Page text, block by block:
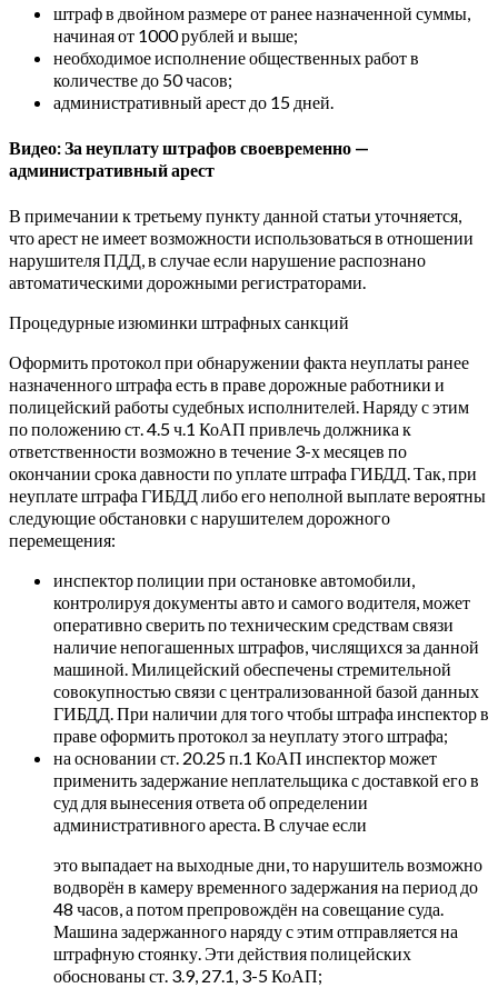
штраф в двойном размере от ранее назначенной суммы,
начиная от 1000 рублей и выше;
необходимое исполнение общественных работ в
количестве до 50 часов;
административный арест до 15 дней.
Видео: За неуплату штрафов своевременно —
административный арест
В примечании к третьему пункту данной статьи уточняется,
что арест не имеет возможности использоваться в отношении
нарушителя ПДД, в случае если нарушение распознано
автоматическими дорожными регистраторами.
Процедурные изюминки штрафных санкций
Оформить протокол при обнаружении факта неуплаты ранее
назначенного штрафа есть в праве дорожные работники и
полицейский работы судебных исполнителей. Наряду с этим
по положению ст. 4.5 ч.1 КоАП привлечь должника к
ответственности возможно в течение 3-х месяцев по
окончании срока давности по уплате штрафа ГИБДД. Так, при
неуплате штрафа ГИБДД либо его неполной выплате вероятны
следующие обстановки с нарушителем дорожного
перемещения:
инспектор полиции при остановке автомобили,
контролируя документы авто и самого водителя, может
оперативно сверить по техническим средствам связи
наличие непогашенных штрафов, числящихся за данной
машиной. Милицейский обеспечены стремительной
совокупностью связи с централизованной базой данных
ГИБДД. При наличии для того чтобы штрафа инспектор в
праве оформить протокол за неуплату этого штрафа;
на основании ст. 20.25 п.1 КоАП инспектор может
применить задержание неплательщика с доставкой его в
суд для вынесения ответа об определении
административного ареста. В случае если
это выпадает на выходные дни, то нарушитель возможно
водворён в камеру временного задержания на период до
48 часов, а потом препровождён на совещание суда.
Машина задержанного наряду с этим отправляется на
штрафную стоянку. Эти действия полицейских
обоснованы ст. 3.9, 27.1, 3-5 КоАП;